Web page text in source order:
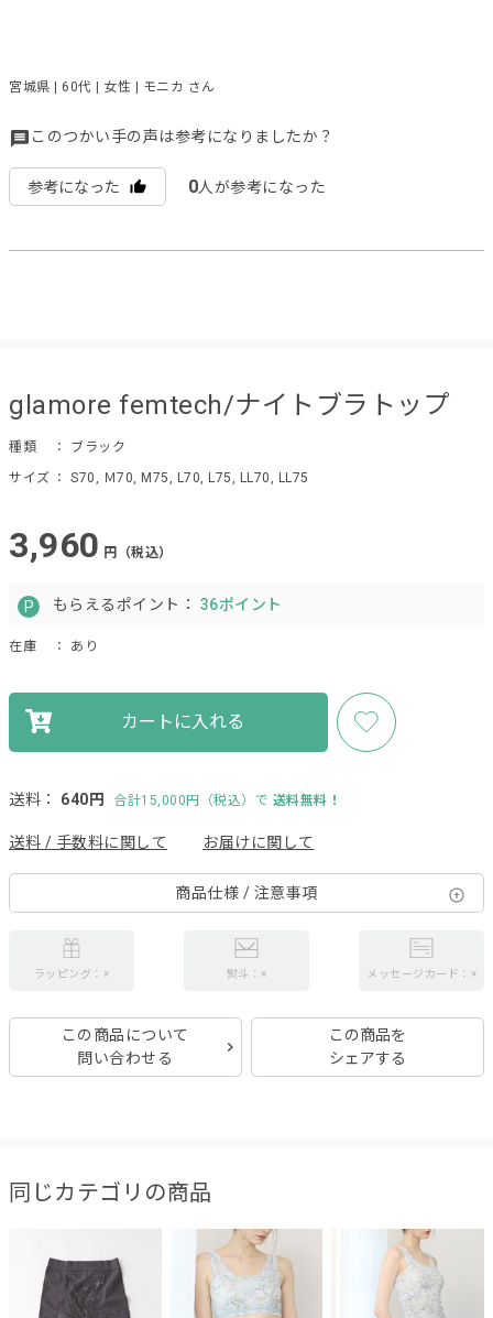
宮城県 | 60代 | 女性 | モニカ さん
このつかい手の声は参考になりましたか？
参考になった 0人が参考になった
glamore femtech/ナイトブラトップ
種類
： ブラック
サイズ ： S70, Ｍ70, M75, L70, L75, LL70, LL75
3,960 円（税込）
もらえるポイント： 36ポイント
在庫 ： あり
カートに入れる
送料： 640円 合計15,000円（税込）で 送料無料！
送料 / 手数料に関して お届けに関して
商品仕様 / 注意事項
ラッピング：× 熨斗：× メッセージカード：×
この商品について
問い合わせる
この商品を
シェアする
同じカテゴリの商品